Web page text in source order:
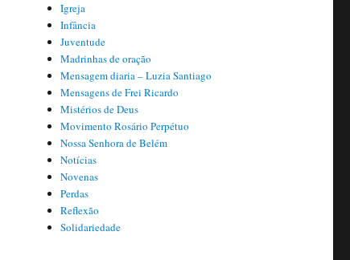
Igreja
Infância
Juventude
Madrinhas de oração
Mensagem diaria – Luzia Santiago
Mensagens de Frei Ricardo
Mistérios de Deus
Movimento Rosário Perpétuo
Nossa Senhora de Belém
Notícias
Novenas
Perdas
Reflexão
Solidariedade